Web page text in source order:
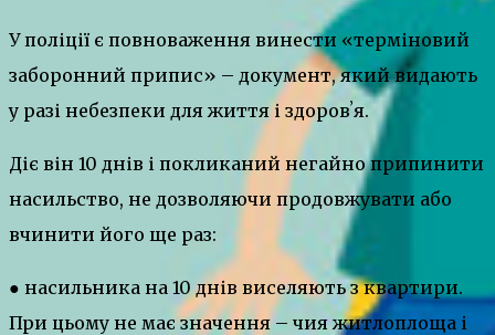
У поліції є повноваження винести «терміновий
заборонний припис» – документ, який видають
у разі небезпеки для життя і здоровʼя.
Діє він 10 днів і покликаний негайно припинити
насильство, не дозволяючи продовжувати або
вчинити його ще раз:
● насильника на 10 днів виселяють з квартири.
При цьому не має значення – чия житлоплоща і